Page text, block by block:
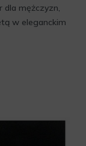
dla mężczyzn,
w eleganckim